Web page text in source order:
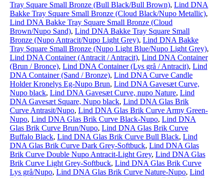
Tray Square Small Bronze (Bull Black/Bull Brown), Lind DNA
Bakke Tray Square Small Bronze (Cloud Black/Nupo Metallic),
Lind DNA Bakke Tray Square Small Bronze (Cloud
Brown/Nupo Sand), Lind DNA Bakke Tray Square Small
Bronze (Nupo Antracit/Nupo Light Grey), Lind DNA Bakke
Tray Square Small Bronze (Nupo Light Blue/Nupo Light Grey),
Lind DNA Container (Antracit / Antracit), Lind DNA Container
(Brun / Bronce), Lind DNA Container (Lys grå / Antracit), Lind
DNA Container (Sand / Bronze), Lind DNA Curve Candle
Holder Kronelys Eg-Nupo Brun, Lind DNA Gavesæt Curve,
Nupo black, Lind DNA Gavesæt Curve, nupo Nature, Lind
DNA Gavesæt Square, Nupo black, Lind DNA Glas Brik
Curve Antrasit/Nupo, Lind DNA Glas Brik Curve Army Green-
Nupo, Lind DNA Glas Brik Curve Black-Nupo, Lind DNA
Glas Brik Curve Brun/Nupo, Lind DNA Glas Brik Curve
Buffalo Black, Lind DNA Glas Brik Curve Bull Black, Lind
DNA Glas Brik Curve Dark Grey-Softbuck, Lind DNA Glas
Brik Curve Double Nupo Antracit-Light Grey, Lind DNA Glas
Brik Curve Light Grey-Softbuck, Lind DNA Glas Brik Curve
Lys grå/Nupo, Lind DNA Glas Brik Curve Nature-Nupo, Lind